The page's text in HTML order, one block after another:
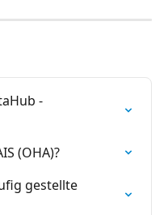
-
(OHA)?
gestellte